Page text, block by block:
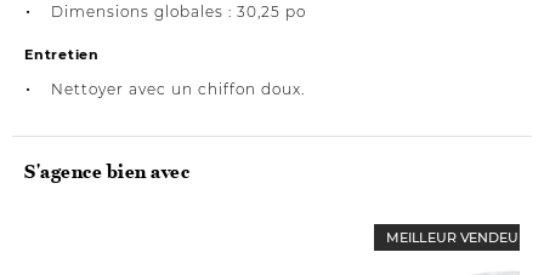
Dimensions globales : 30,25 po
Entretien
Nettoyer avec un chiffon doux.
S'agence bien avec
MEILLEUR VENDEUR